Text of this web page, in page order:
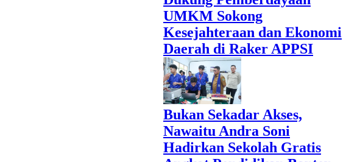
UMKM Sokong
Kesejahteraan dan Ekonomi
Daerah di Raker APPSI
Bukan Sekadar Akses,
Nawaitu Andra Soni
Hadirkan Sekolah Gratis